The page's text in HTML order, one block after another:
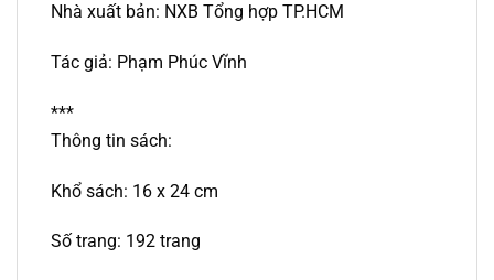
Nhà xuất bản: NXB Tổng hợp TP.HCM
Tác giả: Phạm Phúc Vĩnh
***
Thông tin sách:
Khổ sách: 16 x 24 cm
Số trang: 192 trang